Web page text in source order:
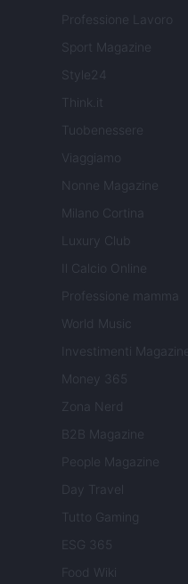
Professione Lavoro
Sport Magazine
Style24
Think.it
Tuobenessere
Viaggiamo
Nonne Magazine
Milano Cortina
Luxury Club
Il Calcio Online
Professione mamma
World Music
Investimenti Magazine
Money 365
Zona Nerd
B2B Magazine
People Magazine
Day Travel
Tutto Gaming
ESG 365
Food Wiki